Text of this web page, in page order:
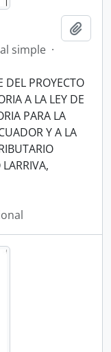
simple ·
PROYECTO
A LA LEY DE
PARA LA
Y A LA